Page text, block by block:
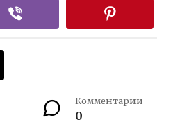
Комментарии
0